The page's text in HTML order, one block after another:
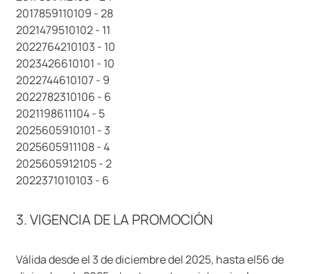
2017859110109 - 28
2021479510102 - 11
2022764210103 - 10
2023426610101 - 10
2022744610107 - 9
2022782310106 - 6
2021198611104 - 5
2025605910101 - 3
2025605911108 - 4
2025605912105 - 2
2022371010103 - 6
3. VIGENCIA DE LA PROMOCIÓN
Válida desde el 3 de diciembre del 2025, hasta el56 de